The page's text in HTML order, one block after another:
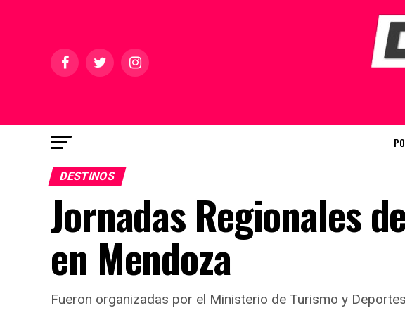
DESTINOS
Jornadas Regionales
en Mendoza
Fueron organizadas por el Ministerio de Turismo y